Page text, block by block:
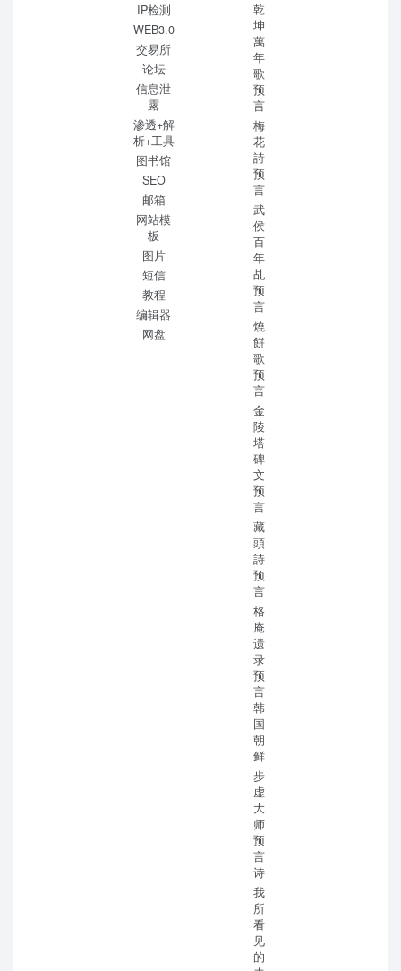
IP检测
WEB3.0
交易所
论坛
信息泄
露
渗透+解
析+工具
图书馆
SEO
邮箱
网站模
板
图片
短信
教程
编辑器
网盘
乾
坤
萬
年
歌
预
言
梅
花
詩
预
言
武
侯
百
年
乩
预
言
燒
餅
歌
预
言
金
陵
塔
碑
文
预
言
藏
頭
詩
预
言
格
庵
遗
录
预
言
韩
国
朝
鲜
步
虚
大
师
预
言
诗
我
所
看
见
的